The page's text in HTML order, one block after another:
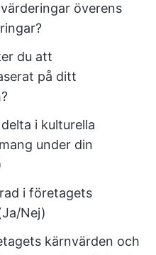
överens
du att
på ditt
i kulturella
under din
i företagets
Nej)
kärnvärden och